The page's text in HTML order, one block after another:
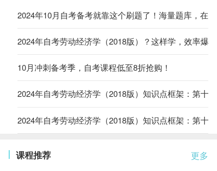
2024年10月自考备考就靠这个刷题了！海量题库，在
2024年自考劳动经济学（2018版）？这样学，效率爆表
10月冲刺备考季，自考课程低至8折抢购！
2024年自考劳动经济学（2018版）知识点框架：第十
2024年自考劳动经济学（2018版）知识点框架：第十
更多
课程推荐